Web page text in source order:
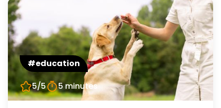
#education
5/5
5 minutes